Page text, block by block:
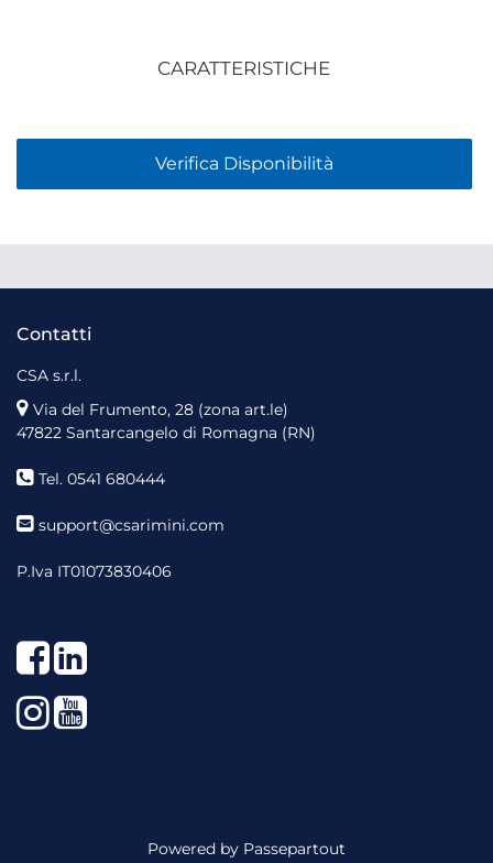
CARATTERISTICHE
Verifica Disponibilità
Contatti
CSA s.r.l.
Via del Frumento, 28 (zona art.le)
47822 Santarcangelo di Romagna (RN)
Tel. 0541 680444
support@csarimini.com
P.Iva IT01073830406
Facebook
LinkedIn
Instagram
YouTube
Powered by Passepartout